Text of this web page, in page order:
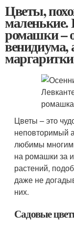
Цветы,
ромашки –
венидиума,
маргаритки
Цветы – это
неповторимый
любимы
на ромашки за
растений,
даже не
них.
Садовые